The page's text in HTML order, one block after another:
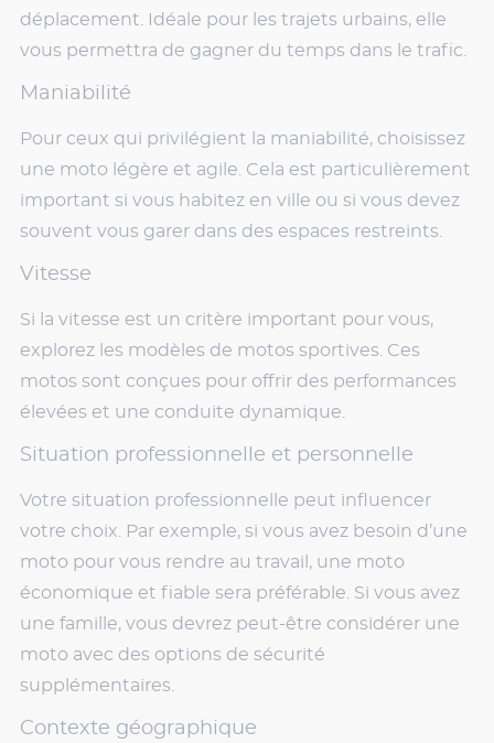
déplacement. Idéale pour les trajets urbains, elle
vous permettra de gagner du temps dans le trafic.
Maniabilité
Pour ceux qui privilégient la maniabilité, choisissez
une moto légère et agile. Cela est particulièrement
important si vous habitez en ville ou si vous devez
souvent vous garer dans des espaces restreints.
Vitesse
Si la vitesse est un critère important pour vous,
explorez les modèles de motos sportives. Ces
motos sont conçues pour offrir des performances
élevées et une conduite dynamique.
Situation professionnelle et personnelle
Votre situation professionnelle peut influencer
votre choix. Par exemple, si vous avez besoin d’une
moto pour vous rendre au travail, une moto
économique et fiable sera préférable. Si vous avez
une famille, vous devrez peut-être considérer une
moto avec des options de sécurité
supplémentaires.
Contexte géographique